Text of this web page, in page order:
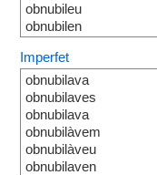
obnubileu
obnubilen
Imperfet
obnubilava
obnubilaves
obnubilava
obnubilàvem
obnubilàveu
obnubilaven